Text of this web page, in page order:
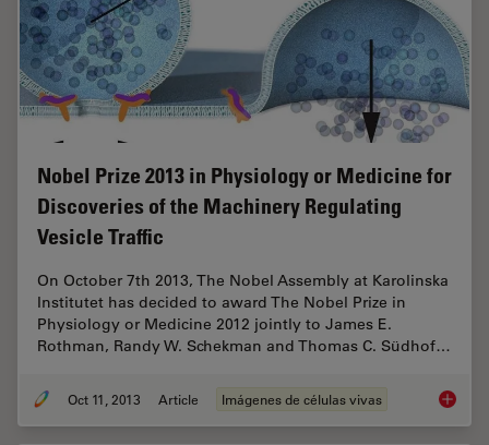
Nobel Prize 2013 in Physiology or Medicine for
Discoveries of the Machinery Regulating
Vesicle Traffic
On October 7th 2013, The Nobel Assembly at Karolinska
Institutet has decided to award The Nobel Prize in
Physiology or Medicine 2012 jointly to James E.
Rothman, Randy W. Schekman and Thomas C. Südhof…
Oct 11, 2013 Article Imágenes de células vivas Nobel